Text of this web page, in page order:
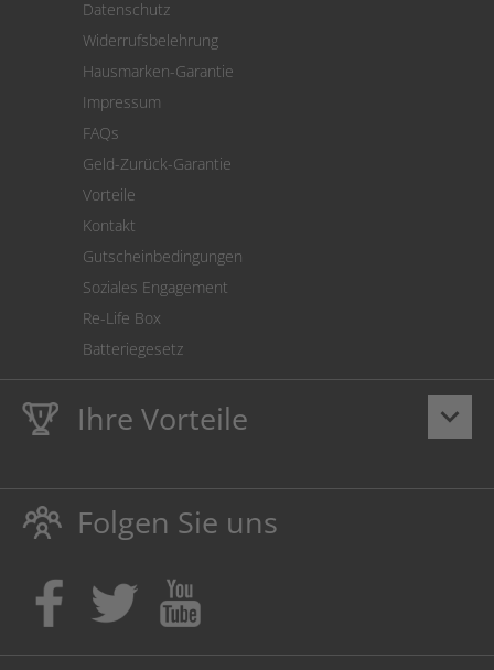
Cookie Einstellungen
Datenschutz
Widerrufsbelehrung
Hausmarken-Garantie
Impressum
FAQs
Geld-Zurück-Garantie
Vorteile
Kontakt
Gutscheinbedingungen
Soziales Engagement
Re-Life Box
Batteriegesetz
keyboard_arrow_down
Ihre Vorteile
LebenslangeHausmarke Garantieauf Toner und Tinte
schützt auch Ihren Drucker.
Umweltfreundlich dadurch Abfallvermeidung.
Kaufen Sie Tinte & Toner ruhig da, wo Ihre Kinder einen
Ausbildungsplatz bekommen!
Folgen Sie uns